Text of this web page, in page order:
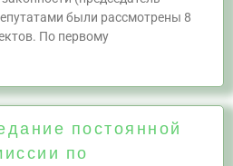
были рассмотрены 8
По первому
постоянной
по